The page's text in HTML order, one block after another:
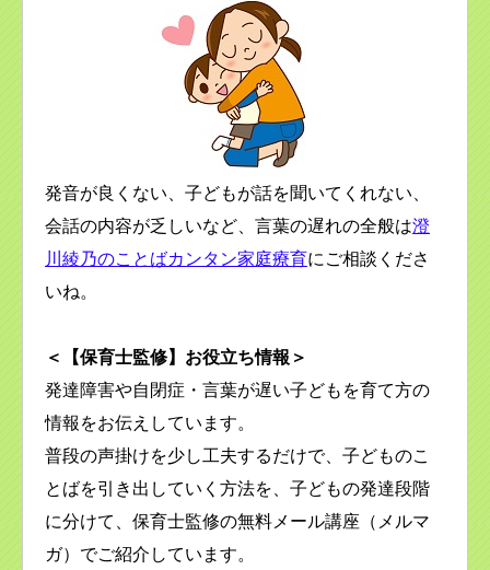
発音が良くない、子どもが話を聞いてくれない、
会話の内容が乏しいなど、言葉の遅れの全般は澄
川綾乃のことばカンタン家庭療育にご相談くださ
いね。
＜【保育士監修】お役立ち情報＞
発達障害や自閉症・言葉が遅い子どもを育て方の
情報をお伝えしています。
普段の声掛けを少し工夫するだけで、子どものこ
とばを引き出していく方法を、子どもの発達段階
に分けて、保育士監修の無料メール講座（メルマ
ガ）でご紹介しています。